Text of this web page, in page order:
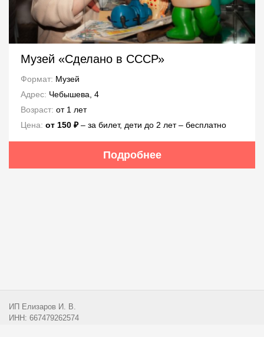
Музей «Сделано в СССР»
Формат: Музей
Адрес: Чебышева, 4
Возраст: от 1 лет
Цена: от 150 ₽– за билет, дети до 2 лет – бесплатно
Подробнее
ИП Елизаров И. В.
ИНН: 667479262574